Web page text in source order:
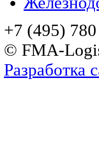
+7 (495)
© FMA-
Разработка